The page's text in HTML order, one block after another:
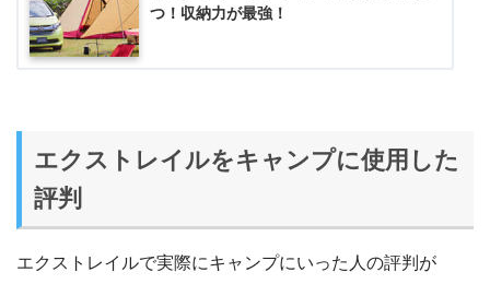
つ！収納力が最強！
エクストレイルをキャンプに使用した
評判
エクストレイルで実際にキャンプにいった人の評判が